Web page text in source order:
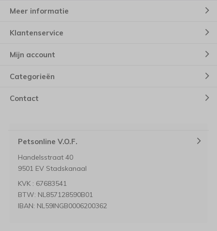
Meer informatie
Klantenservice
Mijn account
Categorieën
Contact
Petsonline V.O.F.
Handelsstraat 40
9501 EV Stadskanaal
KVK : 67683541
BTW: NL857128590B01
IBAN: NL59INGB0006200362